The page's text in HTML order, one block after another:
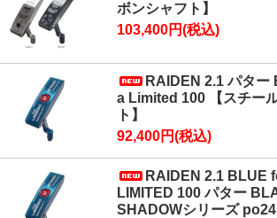
ボンシャフト】
103,400円(税込)
RAIDEN 2.1 パター
a Limited 100 【スチー
ト】
92,400円(税込)
RAIDEN 2.1 BLUE
LIMITED 100 パター
SHADOWシリーズ